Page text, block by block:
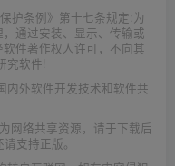
护条例》第十七条规定:为
通过安装、显示、传输或
件著作权人许可，不向其
究软件!
内外软件开发技术和软件共
网络共享资源，请于下载后
支持正版。